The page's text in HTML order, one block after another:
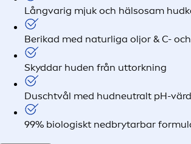
Långvarig mjuk och hälsosam
Berikad med naturliga oljor & C-
Skyddar huden från uttorkning
Duschtvål med hudneutralt pH-
99% biologiskt nedbrytarbar